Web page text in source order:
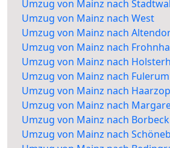
Umzug von Mainz nach
Umzug von Mainz nach West
Umzug von Mainz nach
Umzug von Mainz nach
Umzug von Mainz nach
Umzug von Mainz nach Fulerum
Umzug von Mainz nach
Umzug von Mainz nach
Umzug von Mainz nach Borbeck
Umzug von Mainz nach